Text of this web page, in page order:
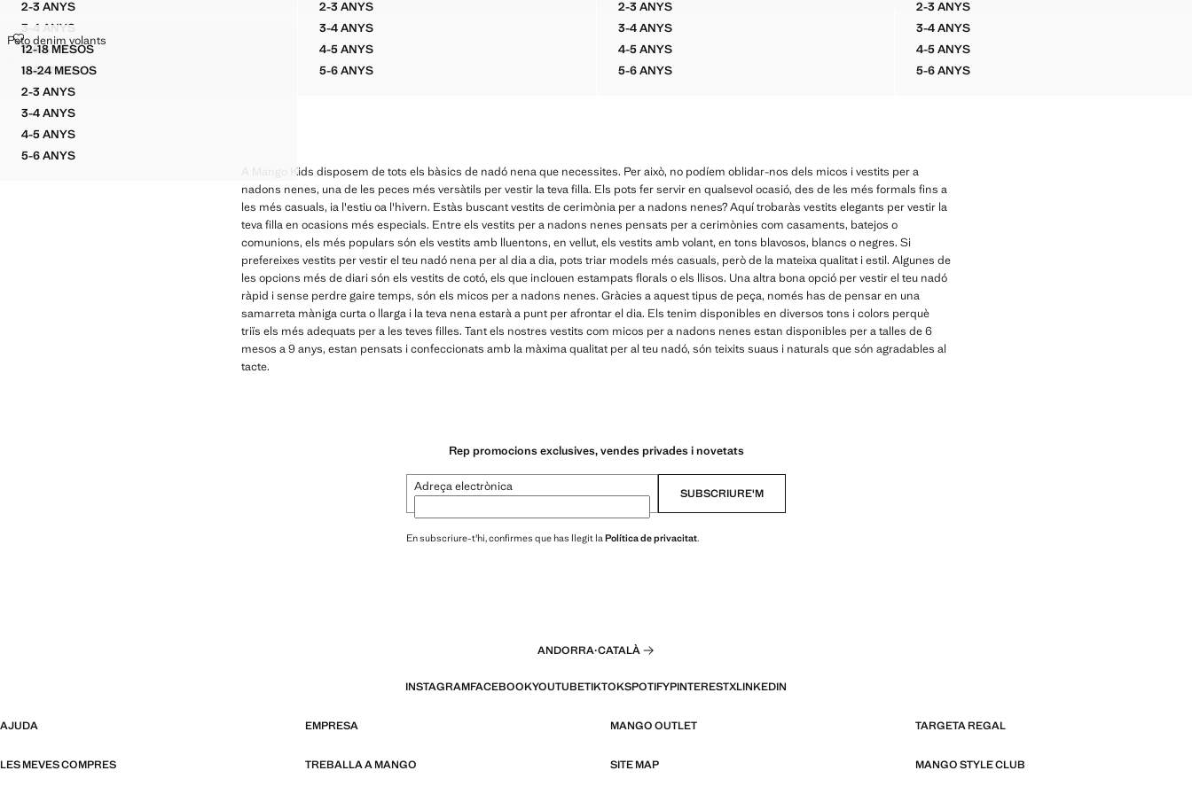
2-3 ANYSGRANOTA DETALLS BRODATS
3-4 ANYSGRANOTA DETALLS BRODATS
4-5 ANYSGRANOTA DETALLS BRODATS
5-6 ANYSGRANOTA DETALLS BRODATS
2-3 ANYSVESTIT RATLLES OBERTURA ESQUENA
3-4 ANYSVESTIT RATLLES OBERTURA ESQUENA
4-5 ANYSVESTIT RATLLES OBERTURA ESQUENA
5-6 ANYSVESTIT RATLLES OBERTURA ESQUENA
2-3 ANYSVESTIT COTÓ DETALL GRANADURES
3-4 ANYSVESTIT COTÓ DETALL GRANADURES
4-5 ANYSVESTIT COTÓ DETALL GRANADURES
5-6 ANYSVESTIT COTÓ DETALL GRANADURES
2-3 ANYSVESTIT FLORS BRODADES
3-4 ANYSVESTIT FLORS BRODADES
4-5 ANYSVESTIT FLORS BRODADES
5-6 ANYSVESTIT FLORS BRODADES
Talles
12-18 MESOSPETO DENIM VOLANTS
18-24 MESOSPETO DENIM VOLANTS
2-3 ANYSPETO DENIM VOLANTS
3-4 ANYSPETO DENIM VOLANTS
4-5 ANYSPETO DENIM VOLANTS
5-6 ANYSPETO DENIM VOLANTS
Peto denim volants
PETO DENIM VOLANTS
Preu inicial ratllat [€ 19,99 ]
€ 19,99
Preu actual [€ 12,99 ]
€ 12,99
A Mango Kids disposem de tots els bàsics de nadó nena que necessites. Per això, no podíem oblidar-nos dels micos i vestits per a
nadons nenes, una de les peces més versàtils per vestir la teva filla. Els pots fer servir en qualsevol ocasió, des de les més formals fins a
les més casuals, ia l'estiu oa l'hivern. Estàs buscant vestits de cerimònia per a nadons nenes? Aquí trobaràs vestits elegants per vestir la
teva filla en ocasions més especials. Entre els vestits per a nadons nenes pensats per a cerimònies com casaments, batejos o
comunions, els més populars són els vestits amb lluentons, en vellut, els vestits amb volant, en tons blavosos, blancs o negres. Si
prefereixes vestits per vestir el teu nadó nena per al dia a dia, pots triar models més casuals, però de la mateixa qualitat i estil. Algunes de
les opcions més de diari són els vestits de cotó, els que inclouen estampats florals o els llisos. Una altra bona opció per vestir el teu nadó
ràpid i sense perdre gaire temps, són els micos per a nadons nenes. Gràcies a aquest tipus de peça, només has de pensar en una
samarreta màniga curta o llarga i la teva nena estarà a punt per afrontar el dia. Els tenim disponibles en diversos tons i colors perquè
triïs els més adequats per a les teves filles. Tant els nostres vestits com micos per a nadons nenes estan disponibles per a talles de 6
mesos a 9 anys, estan pensats i confeccionats amb la màxima qualitat per al teu nadó, són teixits suaus i naturals que són agradables al
tacte.
Rep promocions exclusives, vendes privades i novetats
Adreça electrònica SUBSCRIURE'M
En subscriure-t'hi, confirmes que has llegit la Política de privacitat.
ANDORRA·CATALÀ
INSTAGRAMFACEBOOKYOUTUBETIKTOKSPOTIFYPINTERESTXLINKEDIN
AJUDA EMPRESA MANGO OUTLET TARGETA REGAL
LES MEVES COMPRES TREBALLA A MANGO SITE MAP MANGO STYLE CLUB